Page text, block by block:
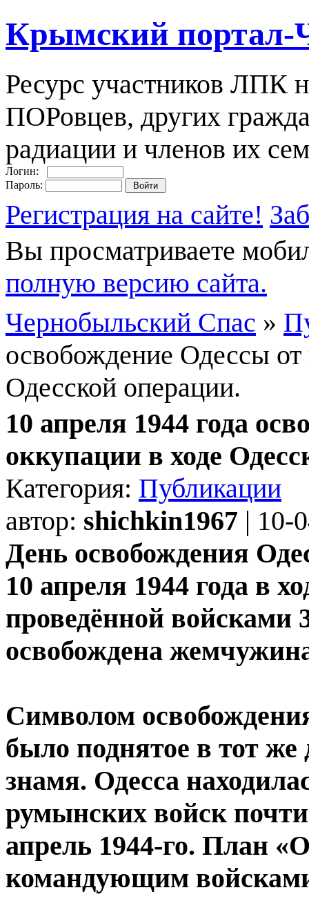
Крымский портал-
Ресурс участников ЛПК
ПОРовцев, других
радиации и членов их
Логин:
Пароль:
Регистрация на сайте!
Вы просматриваете
полную версию сайта.
Чернобыльский Спас »
освобождение Одессы от
Одесской операции.
10 апреля 1944 года
оккупации в ходе
Категория: Публикации
автор: shichkin1967 | 10-
День освобождения
10 апреля 1944 года в
проведённой войсками
освобождена
Символом
было поднятое в тот
знамя. Одесса
румынских войск почти
апрель 1944-го. План
командующим